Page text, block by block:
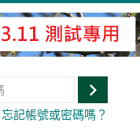
登
忘記帳號或密碼嗎？